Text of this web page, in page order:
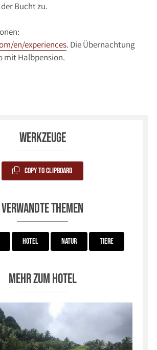
Bucht zu.
en/experiences. Die Übernachtung
mit Halbpension.
Werkzeuge
Copy to Clipboard
Verwandte Themen
Hotel Natur Tiere
Mehr zum Hotel